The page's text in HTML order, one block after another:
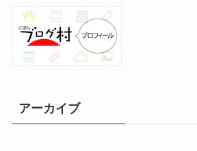
アーカイブ